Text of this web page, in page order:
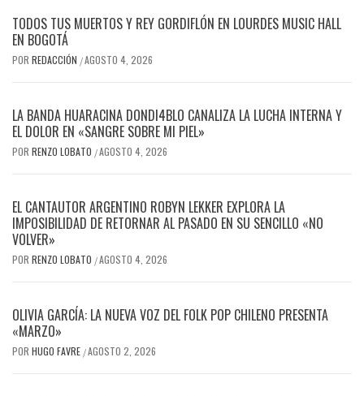
TODOS TUS MUERTOS Y REY GORDIFLÓN EN LOURDES MUSIC HALL
EN BOGOTÁ
POR REDACCIÓN /AGOSTO 4, 2026
LA BANDA HUARACINA DONDI4BLO CANALIZA LA LUCHA INTERNA Y
EL DOLOR EN «SANGRE SOBRE MI PIEL»
POR RENZO LOBATO /AGOSTO 4, 2026
EL CANTAUTOR ARGENTINO ROBYN LEKKER EXPLORA LA
IMPOSIBILIDAD DE RETORNAR AL PASADO EN SU SENCILLO «NO
VOLVER»
POR RENZO LOBATO /AGOSTO 4, 2026
OLIVIA GARCÍA: LA NUEVA VOZ DEL FOLK POP CHILENO PRESENTA
«MARZO»
POR HUGO FAVRE /AGOSTO 2, 2026